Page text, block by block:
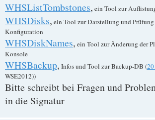
WHSListTombstones, ein Tool zur
WHSDisks, ein Tool zur Darstellung und
Konfiguration
WHSDiskNames, ein Tool zur Änderung der
Konsole
WHSBackup, Infos und Tool zur Backup-DB (
WSE2012))
Bitte schreibt bei Fragen und
in die Signatur